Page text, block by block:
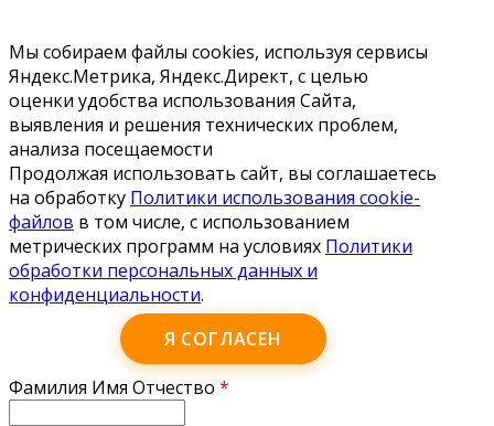
Мы собираем файлы cookies, используя сервисы
Яндекс.Метрика, Яндекс.Директ, с целью
оценки удобства использования Сайта,
выявления и решения технических проблем,
анализа посещаемости
Продолжая использовать сайт, вы соглашаетесь
на обработку Политики использования cookie-
файлов в том числе, с использованием
метрических программ на условиях Политики
обработки персональных данных и
конфиденциальности.
Я СОГЛАСЕН
Фамилия Имя Отчество *